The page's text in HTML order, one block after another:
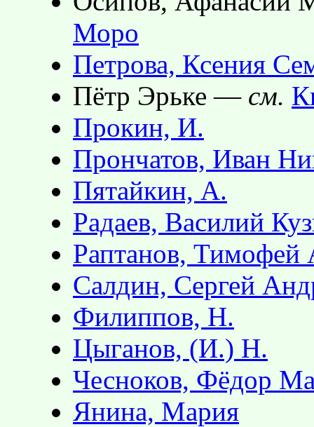
Моро
Петрова, Ксения
Пётр Эрьке — см.
Прокин, И.
Прончатов, Иван
Пятайкин, А.
Радаев, Василий
Раптанов, Тимофей
Салдин, Сергей
Филиппов, Н.
Цыганов, (И.) Н.
Чесноков, Фёдор
Янина, Мария